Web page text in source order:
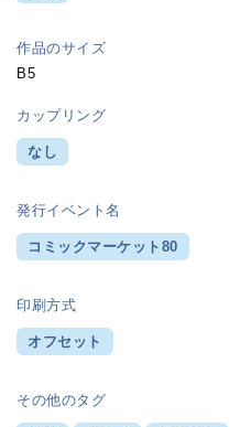
作品のサイズ
B5
カップリング
なし
発行イベント名
コミックマーケット80
印刷方式
オフセット
その他のタグ